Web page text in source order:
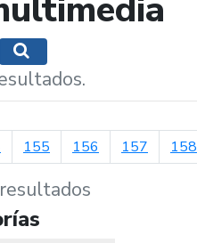
Mostrar opciones de búsqueda
155 156 157 158